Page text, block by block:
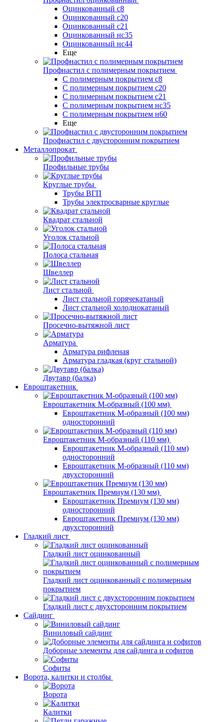
Оцинкованный с8
Оцинкованный с20
Оцинкованный с21
Оцинкованный нс35
Оцинкованный нс44
Еще
Профнастил с полимерным покрытием
С полимерным покрытием с8
С полимерным покрытием с20
С полимерным покрытием с21
С полимерным покрытием нс35
С полимерным покрытием н60
Еще
Профнастил с двусторонним покрытием
Металлопрокат
Профильные трубы
Круглые трубы
Трубы ВГП
Трубы электросварные круглые
Квадрат стальной
Уголок стальной
Полоса стальная
Швеллер
Лист стальной
Лист стальной горячекатаный
Лист стальной холоднокатаный
Просечно-вытяжной лист
Арматура
Арматура рифленая
Арматура гладкая (круг стальной)
Двутавр (балка)
Евроштакетник
Евроштакетник М-образный (100 мм)
Евроштакетник М-образный (100 мм)
односторонний
Евроштакетник М-образный (110 мм)
Евроштакетник М-образный (110 мм)
односторонний
Евроштакетник М-образный (110 мм)
двухсторонний
Евроштакетник Премиум (130 мм)
Евроштакетник Премиум (130 мм)
односторонний
Евроштакетник Премиум (130 мм)
двухсторонний
Гладкий лист
Гладкий лист оцинкованный
Гладкий лист оцинкованный с полимерным
покрытием
Гладкий лист с двухсторонним покрытием
Сайдинг
Виниловый сайдинг
Доборные элементы для сайдинга и софитов
Софиты
Ворота, калитки и столбы
Ворота
Калитки